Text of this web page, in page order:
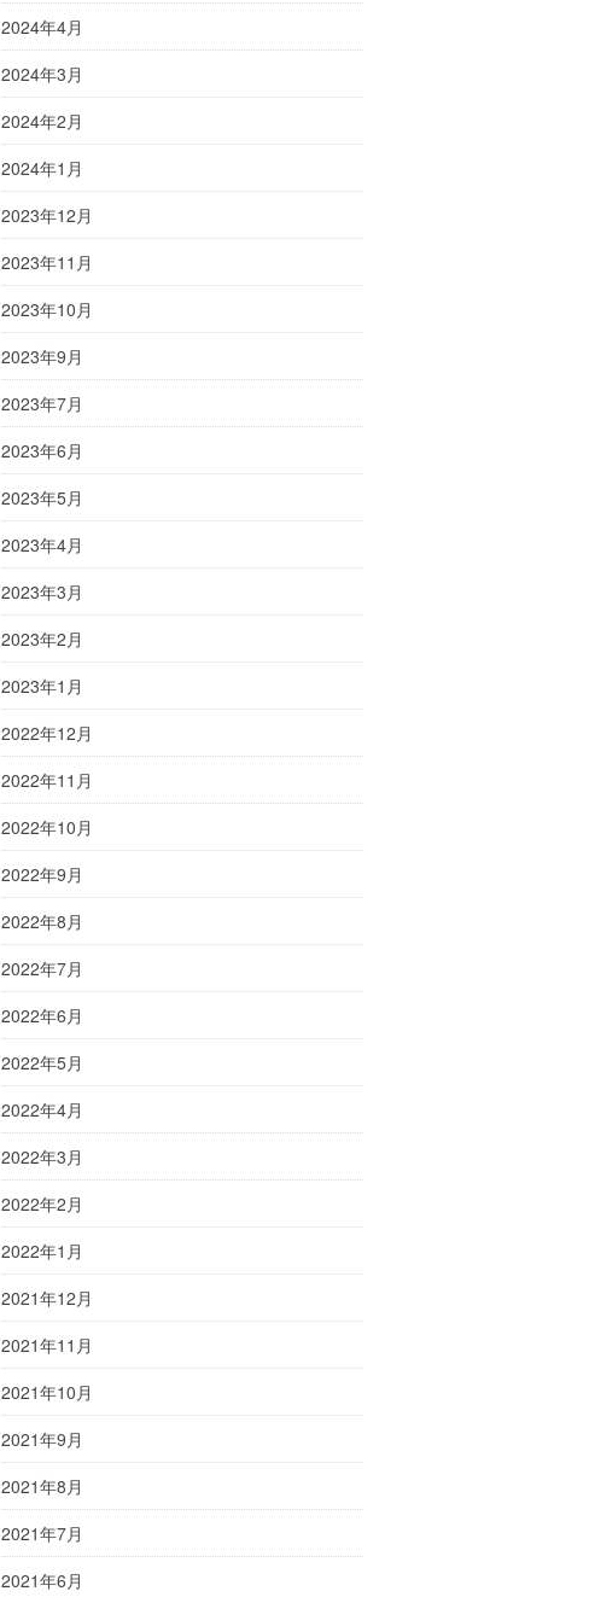
2024年4月
2024年3月
2024年2月
2024年1月
2023年12月
2023年11月
2023年10月
2023年9月
2023年7月
2023年6月
2023年5月
2023年4月
2023年3月
2023年2月
2023年1月
2022年12月
2022年11月
2022年10月
2022年9月
2022年8月
2022年7月
2022年6月
2022年5月
2022年4月
2022年3月
2022年2月
2022年1月
2021年12月
2021年11月
2021年10月
2021年9月
2021年8月
2021年7月
2021年6月